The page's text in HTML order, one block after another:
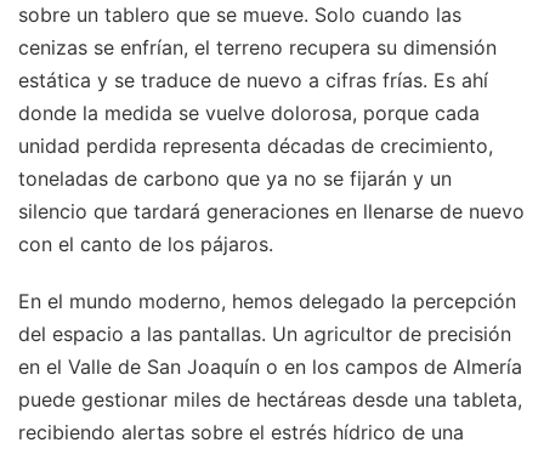
sobre un tablero que se mueve. Solo cuando las
cenizas se enfrían, el terreno recupera su dimensión
estática y se traduce de nuevo a cifras frías. Es ahí
donde la medida se vuelve dolorosa, porque cada
unidad perdida representa décadas de crecimiento,
toneladas de carbono que ya no se fijarán y un
silencio que tardará generaciones en llenarse de nuevo
con el canto de los pájaros.
En el mundo moderno, hemos delegado la percepción
del espacio a las pantallas. Un agricultor de precisión
en el Valle de San Joaquín o en los campos de Almería
puede gestionar miles de hectáreas desde una tableta,
recibiendo alertas sobre el estrés hídrico de una